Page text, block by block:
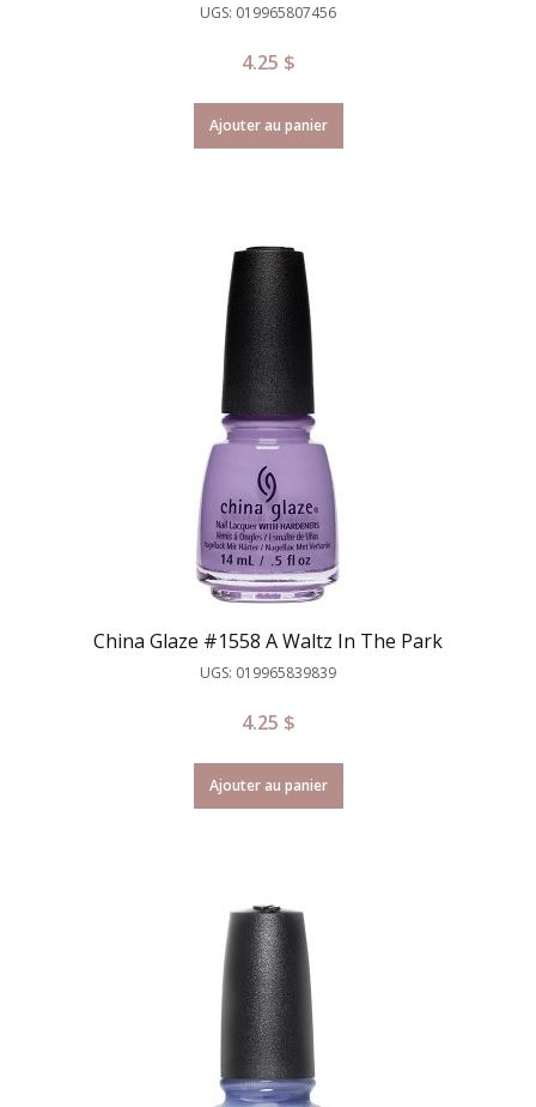
UGS: 019965807456
4.25 $
Ajouter au panier
China Glaze #1558 A Waltz In The Park
UGS: 019965839839
4.25 $
Ajouter au panier